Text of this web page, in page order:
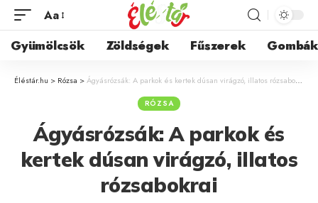
Aa
Gyümölcsök Zöldségek Fűszerek Gombák
Éléstár.hu > Rózsa >Ágyásrózsák: A parkok és kertek dúsan virágzó, illatos rózsabokrai
RÓZSA
Ágyásrózsák: A parkok és
kertek dúsan virágzó, illatos
rózsabokrai